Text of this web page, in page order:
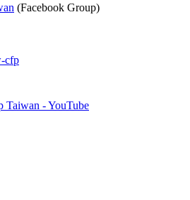
(Facebook Group)
cfp
Taiwan - YouTube